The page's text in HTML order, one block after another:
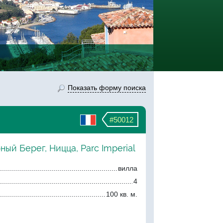
Показать форму поиска
#50012
Берег, Ницца, Parc Imperial
вилла
4
100 кв. м.